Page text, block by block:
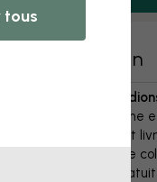
Livraison
Nous
Votre affiche
emballés et
résistant. Le
livraison
tous